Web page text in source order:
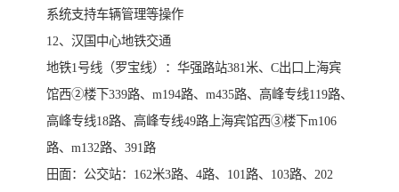
系统支持车辆管理等操作
12、汉国中心地铁交通
地铁1号线（罗宝线）：华强路站381米、C出口上海宾
馆西②楼下339路、m194路、m435路、高峰专线119路、
高峰专线18路、高峰专线49路上海宾馆西③楼下m106
路、m132路、391路
田面：公交站：162米3路、4路、101路、103路、202